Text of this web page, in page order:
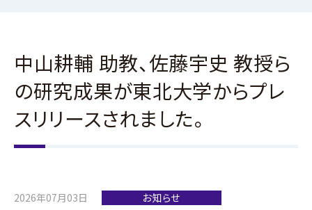
東北大学物理学専攻・
先輩からのメッセージ
中山耕輔 助教、佐藤宇史 教授ら
の研究成果が東北大学からプレ
スリリースされました。
2026年07月03日 お知らせ